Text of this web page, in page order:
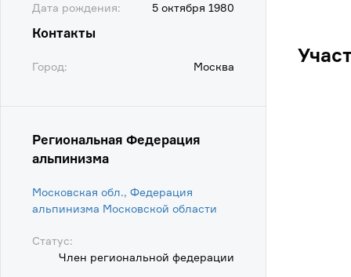
Дата рождения: 5 октября 1980
Контакты
Город: Москва
Региональная Федерация
альпинизма
Московская обл., Федерация
альпинизма Московской области
Статус:
Член региональной федерации